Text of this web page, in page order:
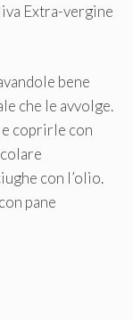
Extra-vergine
bene
che le avvolge.
coprirle con
con l’olio.
pane